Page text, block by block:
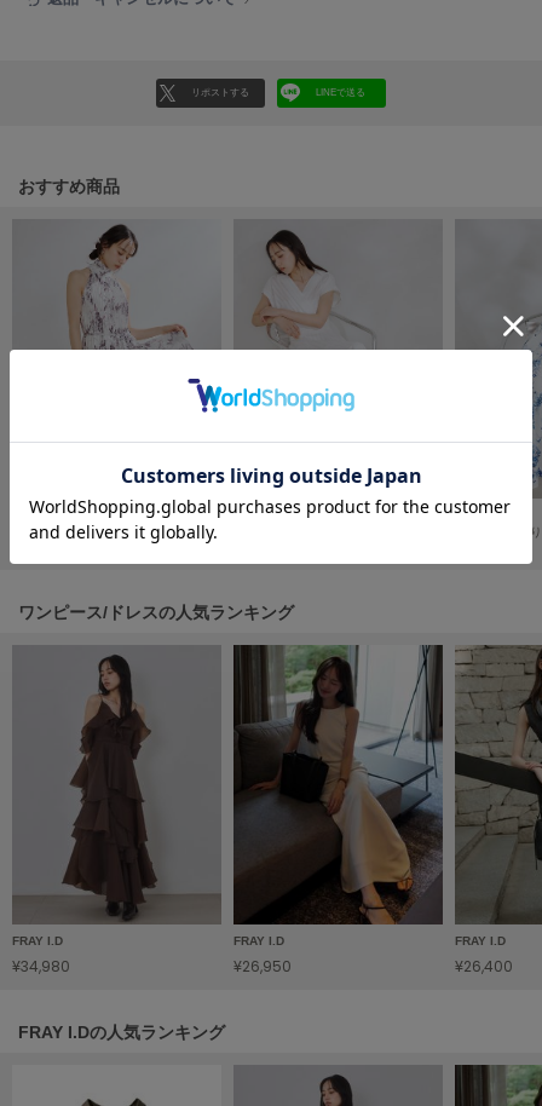
ジェラート ピケ
GELATO PIQUE CAT&DOG
ジェラート ピケ キャットアンドドッグ
gelato pique Sleep
ジェラート ピケ スリープ
へノン
ハンター
HOKA ONEONE
ル
le coq sportif
リポストする LINEで送る
おすすめ商品
SOLD OUT
2wayプリーツホルターネックワンピース
SOLD OUT SOLD OUT
ワンピース/ドレスの人気ランキング
FRAY I.D
¥34,980
FRAY I.D
¥26,950
FRAY I.D
¥26,400
FRAY I.Dの人気ランキング